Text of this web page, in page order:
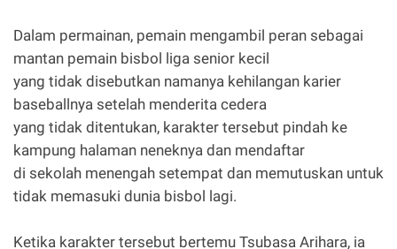
Dalam permainan, pemain mengambil peran sebagai
mantan pemain bisbol liga senior kecil
yang tidak disebutkan namanya kehilangan karier
baseballnya setelah menderita cedera
yang tidak ditentukan, karakter tersebut pindah ke
kampung halaman neneknya dan mendaftar
di sekolah menengah setempat dan memutuskan untuk
tidak memasuki dunia bisbol lagi.
Ketika karakter tersebut bertemu Tsubasa Arihara, ia